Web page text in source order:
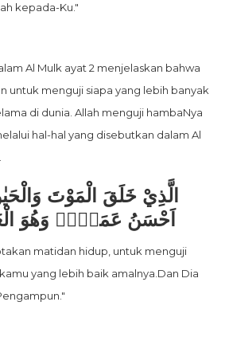
kepada-Ku."
Al Mulk ayat 2 menjelaskan bahwa
untuk menguji siapa yang lebih banyak
di dunia. Allah menguji hambaNya
hal-hal yang disebutkan dalam Al
الَّذِيْ خَلَقَ الْمَوْتَ
اَحْسَنُ عَمَلًاۗ وَهُوَ
matidan hidup, untuk menguji
yang lebih baik amalnya.Dan Dia